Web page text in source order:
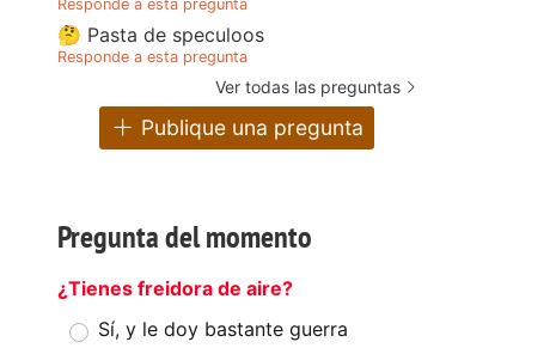
Responde a esta pregunta
🤔 Pasta de speculoos
Responde a esta pregunta
Ver todas las preguntas
Publique una pregunta
Pregunta del momento
¿Tienes freidora de aire?
Sí, y le doy bastante guerra